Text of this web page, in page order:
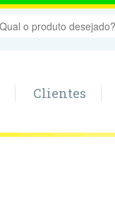
Clientes